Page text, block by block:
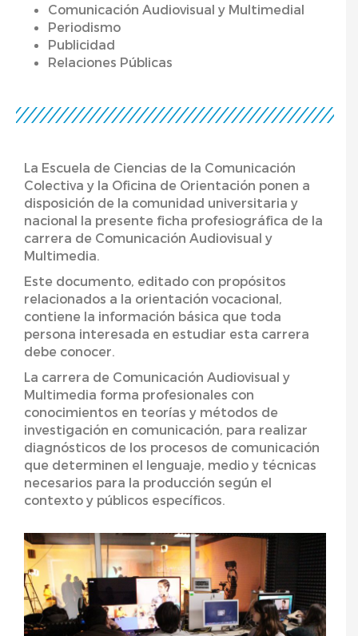
Comunicación Audiovisual y Multimedial
Periodismo
Publicidad
Relaciones Públicas
La Escuela de Ciencias de la Comunicación
Colectiva y la Oficina de Orientación ponen a
disposición de la comunidad universitaria y
nacional la presente ficha profesiográfica de la
carrera de Comunicación Audiovisual y
Multimedia.
Este documento, editado con propósitos
relacionados a la orientación vocacional,
contiene la información básica que toda
persona interesada en estudiar esta carrera
debe conocer.
La carrera de Comunicación Audiovisual y
Multimedia forma profesionales con
conocimientos en teorías y métodos de
investigación en comunicación, para realizar
diagnósticos de los procesos de comunicación
que determinen el lenguaje, medio y técnicas
necesarios para la producción según el
contexto y públicos específicos.